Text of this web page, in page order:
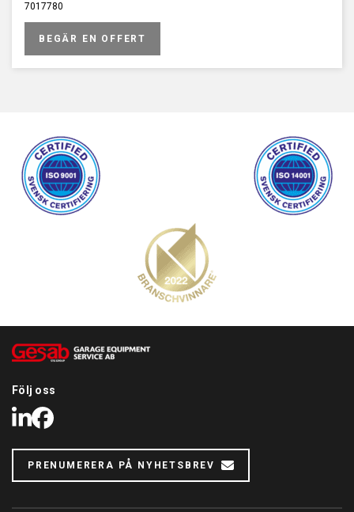
7017780
BEGÄR EN OFFERT
Följ oss
LinkedIn
Facebook
PRENUMERERA PÅ NYHETSBREV